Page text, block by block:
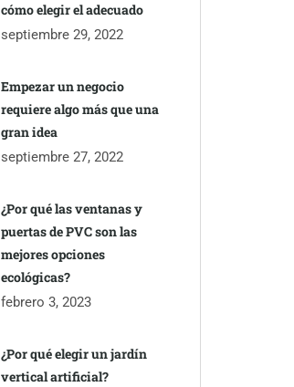
cómo elegir el adecuado
septiembre 29, 2022
Empezar un negocio
requiere algo más que una
gran idea
septiembre 27, 2022
¿Por qué las ventanas y
puertas de PVC son las
mejores opciones
ecológicas?
febrero 3, 2023
¿Por qué elegir un jardín
vertical artificial?